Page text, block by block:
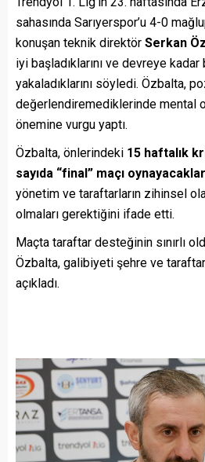
sahasında Sarıyerspor’u 4-0
konuşan teknik direktör Serkan
iyi başladıklarını ve devreye
yakaladıklarını söyledi. Özbalta,
değerlendiremediklerinde mental
önemine vurgu yaptı.
Özbalta, önlerindeki 15 haftalık
sayıda “final” maçı
yönetim ve taraftarların zihinsel
olmaları gerektiğini ifade etti.
Maçta taraftar desteğinin sınırlı
Özbalta, galibiyeti şehre ve
açıkladı.